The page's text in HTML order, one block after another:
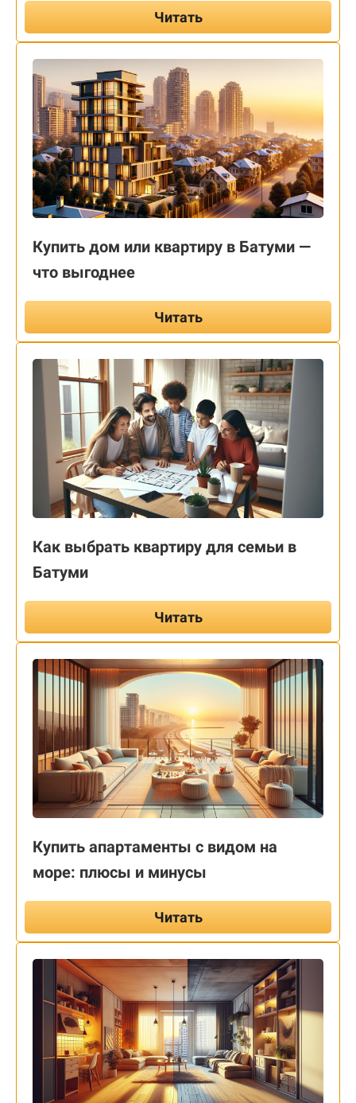
Читать
Купить дом или квартиру в Батуми —
что выгоднее
Читать
Как выбрать квартиру для семьи в
Батуми
Читать
Купить апартаменты с видом на
море: плюсы и минусы
Читать